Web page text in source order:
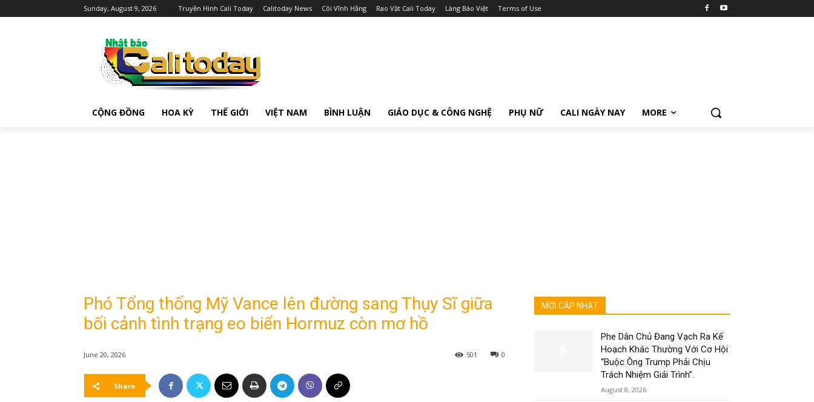
Sunday, August 9, 2026 Truyền Hình Cali Today Calitoday News Cõi Vĩnh Hằng Rao Vặt Cali Today Làng Báo Việt Terms of Use
CỘNG ĐỒNG HOA KỲ THẾ GIỚI VIỆT NAM BÌNH LUẬN GIÁO DỤC & CÔNG NGHỆ PHỤ NỮ CALI NGÀY NAY MORE
Phó Tổng thống Mỹ Vance lên đường sang Thụy Sĩ giữa
bối cảnh tình trạng eo biển Hormuz còn mơ hồ
June 20, 2026 0
501
Share
MỚI CẬP NHẬT
Phe Dân Chủ Đang Vạch Ra Kế
Hoạch Khác Thường Với Cơ Hội
“Buộc Ông Trump Phải Chịu
Trách Nhiệm Giải Trình”.
August 8, 2026